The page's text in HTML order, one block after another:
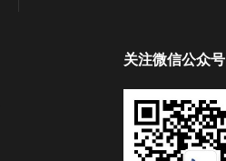
关注微信公众号